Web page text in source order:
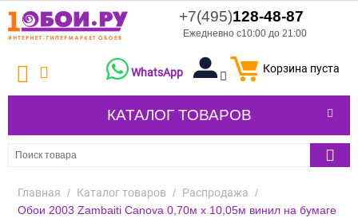
+7(495)128-48-87
Ежедневно с10:00 до 21:00
Корзина пуста
WhatsApp
КАТАЛОГ ТОВАРОВ
Главная / Каталог товаров / Распродажа /
Обои 2003 Zambaiti Canova 0,70м x 10,05м винил на бумаге